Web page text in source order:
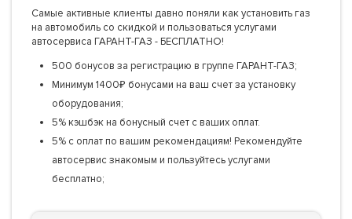
Самые активные клиенты давно поняли как установить газ
на автомобиль со скидкой и пользоваться услугами
автосервиса ГАРАНТ-ГАЗ - БЕСПЛАТНО!
500 бонусов за регистрацию в группе ГАРАНТ-ГАЗ;
Минимум 1400₽ бонусами на ваш счет за установку
оборудования;
5% кэшбэк на бонусный счет с ваших оплат.
5% с оплат по вашим рекомендациям! Рекомендуйте
автосервис знакомым и пользуйтесь услугами
бесплатно;